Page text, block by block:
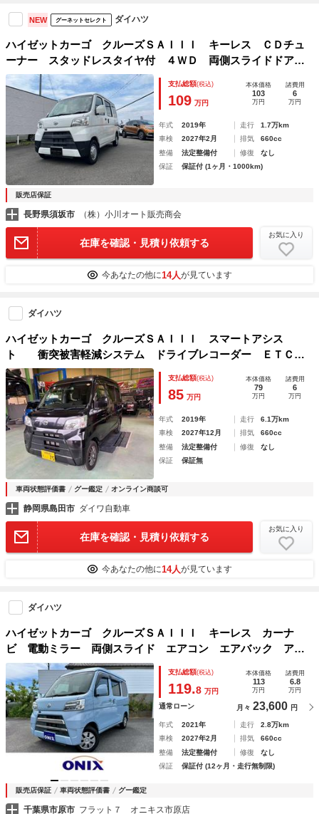
NEW グーネットセレクト ダイハツ
ハイゼットカーゴ クルーズＳＡＩＩＩ キーレス ＣＤチュ
ーナー スタッドレスタイヤ付 ４ＷＤ 両側スライドドア
ダブルエアバッグ アイドリングストップ ライトレベライザ
ー オートライト 横滑り防止装置 衝突被害軽減ブレーキ
電動格納ミラー
支払総額(税込)
109 万円
本体価格
103
万円
諸費用
6
万円
年式 2019年 走行
1.7万km
車検
2027年2月 排気
660cc
整備
法定整備付 修復
なし
保証
保証付 (1ヶ月・1000km)
販売店保証
長野県須坂市 （株）小川オート販売商会
在庫を確認・見積り依頼する
お気に入り
今あなたの他に14人が見ています
ダイハツ
ハイゼットカーゴ クルーズＳＡＩＩＩ スマートアシス
ト 衝突被害軽減システム ドライブレコーダー ＥＴＣ
ナビ ＴＶ 両側スライドドア アイドリングストップ 電
動格納ミラー オートマチックハイビーム アルミホイール
ＥＳＣ
支払総額(税込)
85 万円
本体価格
79
万円
諸費用
6
万円
年式 2019年 走行
6.1万km
車検
2027年12月 排気
660cc
整備
法定整備付 修復
なし
保証
保証無
車両状態評価書 グー鑑定 オンライン商談可
静岡県島田市 ダイワ自動車
在庫を確認・見積り依頼する
お気に入り
今あなたの他に14人が見ています
ダイハツ
ハイゼットカーゴ クルーズＳＡＩＩＩ キーレス カーナ
ビ 電動ミラー 両側スライド エアコン エアバック アイ
ドリングストップ オートライト 横滑り防止 サイドバイザ
ー
支払総額(税込)
119.8 万円
本体価格
113
万円
諸費用
6.8
万円
通常ローン 月々 23,600 円
年式 2021年 走行
2.8万km
車検
2027年2月 排気
660cc
整備
法定整備付 修復
なし
保証
保証付 (12ヶ月・走行無制限)
販売店保証 車両状態評価書 グー鑑定
千葉県市原市 フラット７ オニキス市原店